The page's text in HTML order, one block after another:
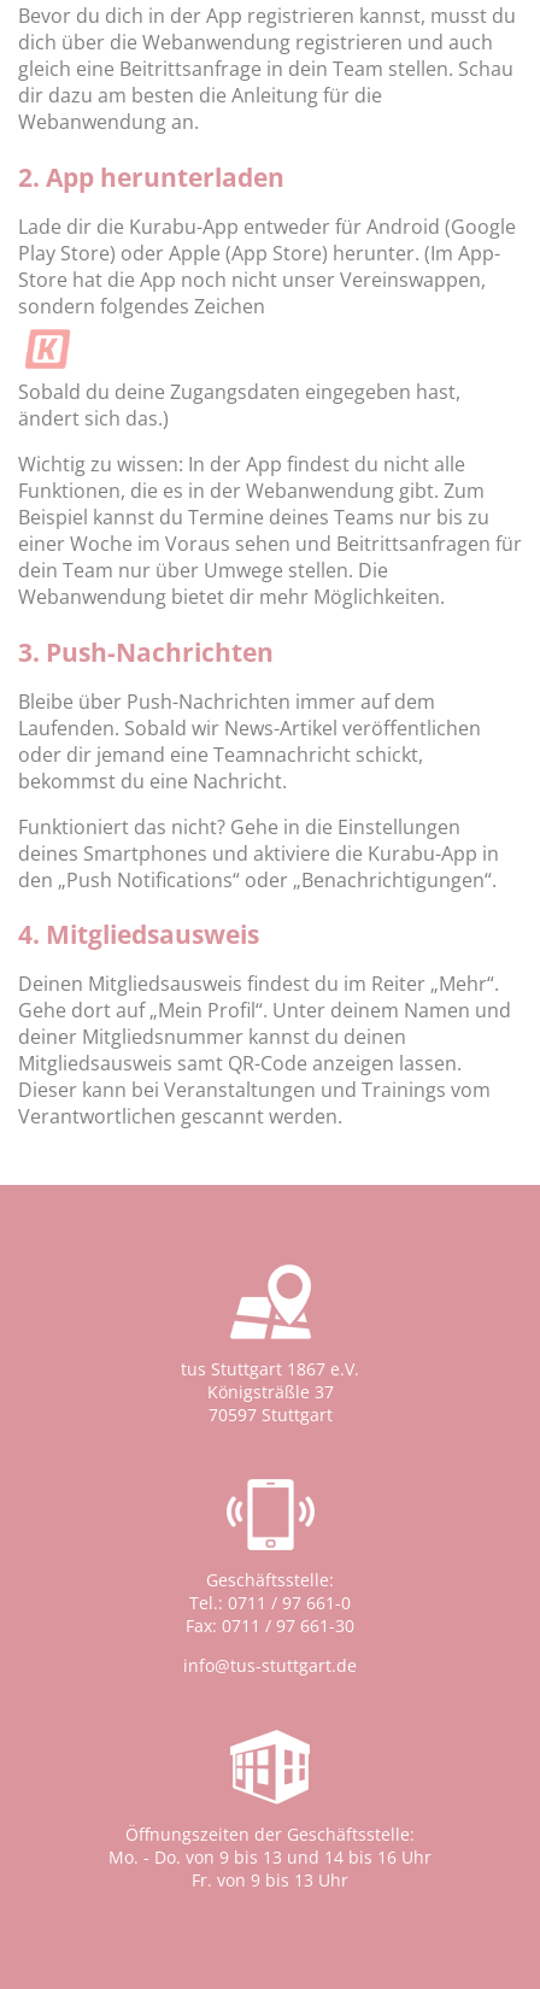
Bevor du dich in der App registrieren kannst, musst du
dich über die Webanwendung registrieren und auch
gleich eine Beitrittsanfrage in dein Team stellen. Schau
dir dazu am besten die Anleitung für die
Webanwendung an.
2. App herunterladen
Lade dir die Kurabu-App entweder für Android (Google
Play Store) oder Apple (App Store) herunter. (Im App-
Store hat die App noch nicht unser Vereinswappen,
sondern folgendes Zeichen
Sobald du deine Zugangsdaten eingegeben hast,
ändert sich das.)
Wichtig zu wissen: In der App findest du nicht alle
Funktionen, die es in der Webanwendung gibt. Zum
Beispiel kannst du Termine deines Teams nur bis zu
einer Woche im Voraus sehen und Beitrittsanfragen für
dein Team nur über Umwege stellen. Die
Webanwendung bietet dir mehr Möglichkeiten.
3. Push-Nachrichten
Bleibe über Push-Nachrichten immer auf dem
Laufenden. Sobald wir News-Artikel veröffentlichen
oder dir jemand eine Teamnachricht schickt,
bekommst du eine Nachricht.
Funktioniert das nicht? Gehe in die Einstellungen
deines Smartphones und aktiviere die Kurabu-App in
den „Push Notifications“ oder „Benachrichtigungen“.
4. Mitgliedsausweis
Deinen Mitgliedsausweis findest du im Reiter „Mehr“.
Gehe dort auf „Mein Profil“. Unter deinem Namen und
deiner Mitgliedsnummer kannst du deinen
Mitgliedsausweis samt QR-Code anzeigen lassen.
Dieser kann bei Veranstaltungen und Trainings vom
Verantwortlichen gescannt werden.
tus Stuttgart 1867 e.V.
Königsträßle 37
70597 Stuttgart
Geschäftsstelle:
Tel.: 0711 / 97 661-0
Fax: 0711 / 97 661-30
info@tus-stuttgart.de
Öffnungszeiten der Geschäftsstelle:
Mo. - Do. von 9 bis 13 und 14 bis 16 Uhr
Fr. von 9 bis 13 Uhr